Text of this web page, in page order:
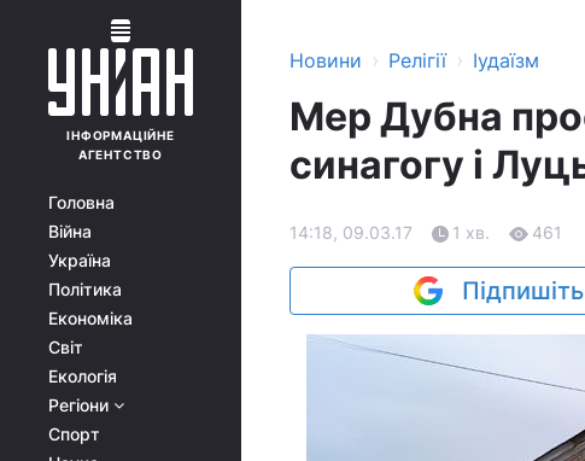
ІНФОРМАЦІЙНЕ
АГЕНТСТВО
Головна
Війна
Україна
Політика
Економіка
Світ
Екологія
Регіони
Спорт
Новини › Релігії › Іудаїзм
Мер Дубна
синагогу і
14:18, 09.03.17 1 хв. 461